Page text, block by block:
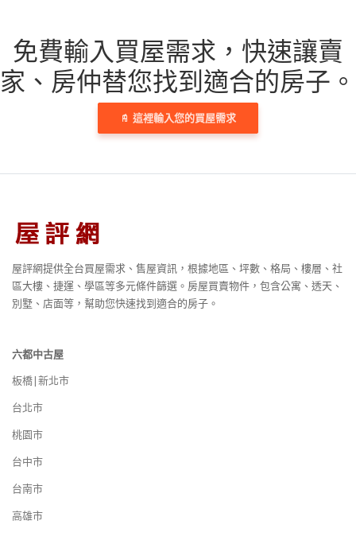
免費輸入買屋需求， 快速讓賣
家、房仲替您找到適合的房子。
這裡輸入您的買屋需求
屋評網提供全台買屋需求、售屋資訊，根據地區、坪數、格局、樓層、社
區大樓、捷運、學區等多元條件篩選。房屋買賣物件，包含公寓、透天、
別墅、店面等，幫助您快速找到適合的房子。
六都中古屋
板橋|新北市
台北市
桃園市
台中市
台南市
高雄市